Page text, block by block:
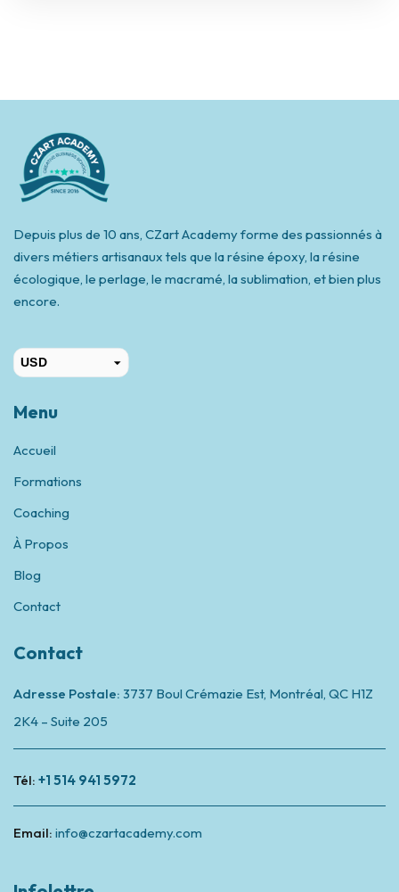
Depuis plus de 10 ans, CZart Academy forme des passionnés à
divers métiers artisanaux tels que la résine époxy, la résine
écologique, le perlage, le macramé, la sublimation, et bien plus
encore.
USD
Menu
Accueil
Formations
Coaching
À Propos
Blog
Contact
Contact
Adresse Postale: 3737 Boul Crémazie Est, Montréal, QC H1Z
2K4 – Suite 205
Tél: +1 514 941 5972
Email: info@czartacademy.com